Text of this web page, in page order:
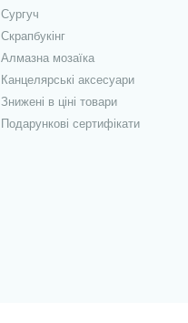
Сургуч
Скрапбукінг
Алмазна мозаїка
Канцелярські аксесуари
Знижені в ціні товари
Подарункові сертифікати